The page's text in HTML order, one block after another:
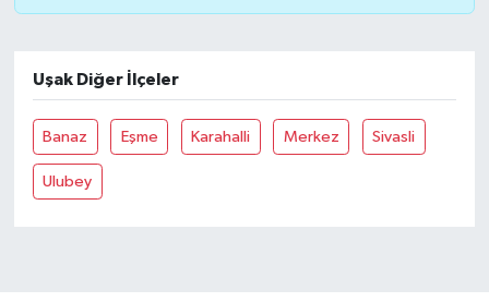
Uşak Diğer İlçeler
Banaz Eşme Karahalli Merkez Sivasli
Ulubey